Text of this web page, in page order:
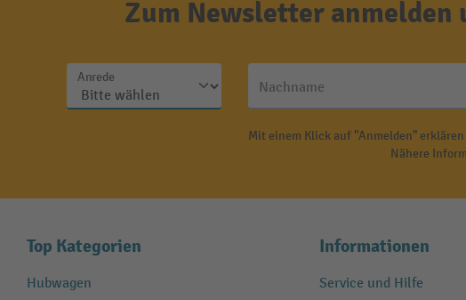
Zum Newsletter anmelden
Anrede
Nachname
Mit einem Klick auf "Anmelden"
Nähere
Top Kategorien
Hubwagen
Informationen
Service und Hilfe